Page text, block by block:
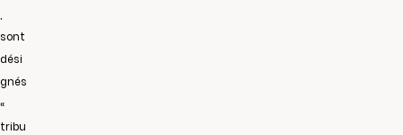
sont
dési
gnés
«
tribu